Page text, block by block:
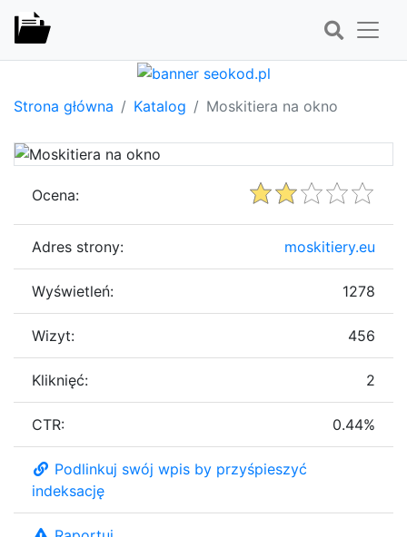
Strona główna Katalog Moskitiera na okno
Ocena:
Adres strony: moskitiery.eu
Wyświetleń: 1278
Wizyt: 456
Kliknięć: 2
CTR: 0.44%
Podlinkuj swój wpis by przyśpieszyć
indeksację